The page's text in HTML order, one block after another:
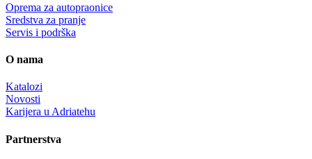
Oprema za autopraonice
Sredstva za pranje
Servis i podrška
O nama
Katalozi
Novosti
Karijera u Adriatehu
Partnerstva